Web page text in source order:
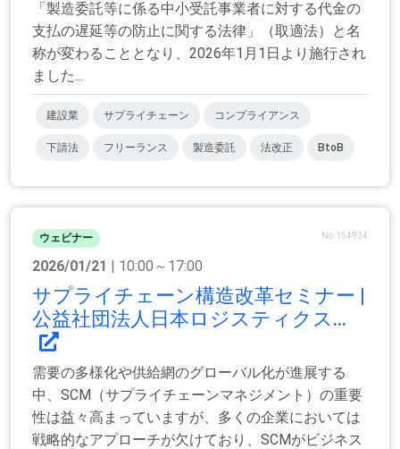
「製造委託等に係る中小受託事業者に対する代金の
支払の遅延等の防止に関する法律」（取適法）と名
称が変わることとなり、2026年1月1日より施行され
ました...
建設業 サプライチェーン コンプライアンス
下請法 フリーランス 製造委託 法改正 BtoB
ウェビナー No.154924
2026/01/21 | 10:00～17:00
サプライチェーン構造改革セミナー |
公益社団法人日本ロジスティクス...
需要の多様化や供給網のグローバル化が進展する
中、SCM（サプライチェーンマネジメント）の重要
性は益々高まっていますが、多くの企業においては
戦略的なアプローチが欠けており、SCMがビジネス